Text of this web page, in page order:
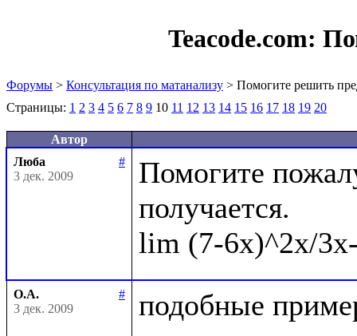
Teacode.com:
Форумы > Консультация по матанализу > Помогите решить
Страницы: 1 2 3 4 5 6 7 8 9 10 11 12 13 14 15 16 17 18 19 20
Автор
Люба
#
3 дек. 2009
Помогите
получается.
О.А.
#
3 дек. 2009
подобные